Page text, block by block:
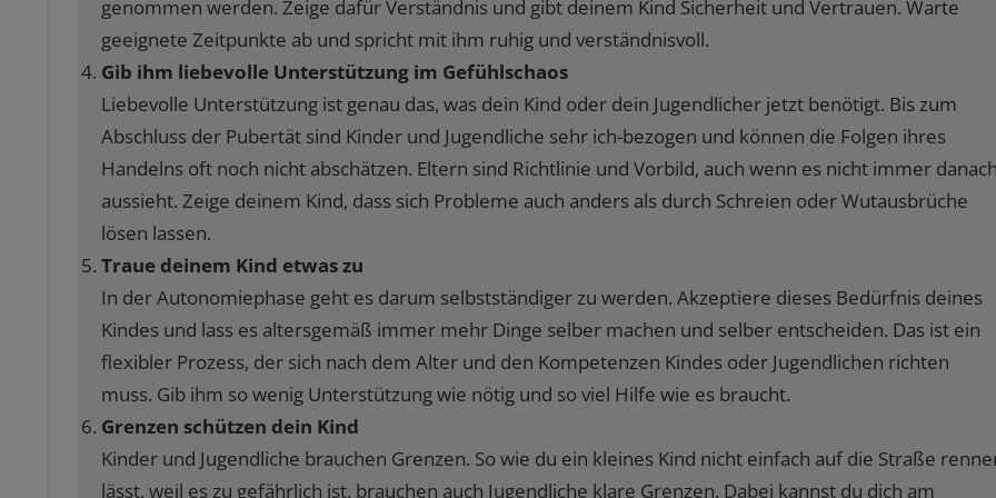
genommen werden. Zeige dafür Verständnis und gibt deinem Kind Sicherheit und Vertrauen. Warte
geeignete Zeitpunkte ab und spricht mit ihm ruhig und verständnisvoll.
Gib ihm liebevolle Unterstützung im Gefühlschaos
Liebevolle Unterstützung ist genau das, was dein Kind oder dein Jugendlicher jetzt benötigt. Bis zum
Abschluss der Pubertät sind Kinder und Jugendliche sehr ich-bezogen und können die Folgen ihres
Handelns oft noch nicht abschätzen. Eltern sind Richtlinie und Vorbild, auch wenn es nicht immer
aussieht. Zeige deinem Kind, dass sich Probleme auch anders als durch Schreien oder Wutausbrüche
lösen lassen.
Traue deinem Kind etwas zu
In der Autonomiephase geht es darum selbstständiger zu werden. Akzeptiere dieses Bedürfnis deines
Kindes und lass es altersgemäß immer mehr Dinge selber machen und selber entscheiden. Das ist ein
flexibler Prozess, der sich nach dem Alter und den Kompetenzen Kindes oder Jugendlichen richten
muss. Gib ihm so wenig Unterstützung wie nötig und so viel Hilfe wie es braucht.
Grenzen schützen dein Kind
Kinder und Jugendliche brauchen Grenzen. So wie du ein kleines Kind nicht einfach auf die Straße
lässt, weil es zu gefährlich ist, brauchen auch Jugendliche klare Grenzen. Dabei kannst du dich am